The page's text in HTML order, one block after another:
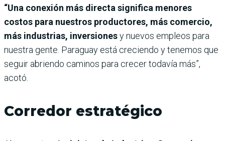
“Una conexión más directa significa menores
costos para nuestros productores, más comercio,
más industrias, inversionesy nuevos empleos para
nuestra gente. Paraguay está creciendo y tenemos que
seguir abriendo caminos para crecer todavía más”,
acotó.
Corredor estratégico